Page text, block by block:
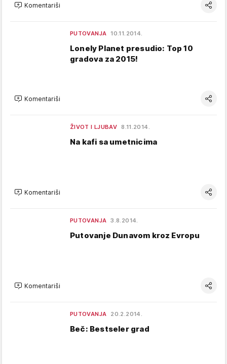
Komentariši
PUTOVANJA 10.11.2014.
Lonely Planet presudio: Top 10
gradova za 2015!
Komentariši
ŽIVOT I LJUBAV 8.11.2014.
Na kafi sa umetnicima
Komentariši
PUTOVANJA 3.8.2014.
Putovanje Dunavom kroz Evropu
Komentariši
PUTOVANJA 20.2.2014.
Beč: Bestseler grad